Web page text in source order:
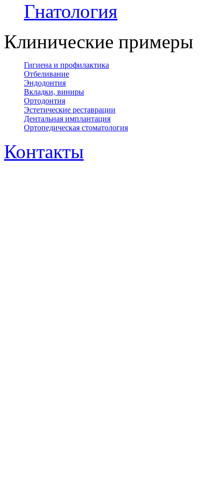
Гнатология
Клинические примеры
Гигиена и профилактика
Отбеливание
Эндодонтия
Вкладки, виниры
Ортодонтия
Эстетические реставрации
Дентальная имплантация
Ортопедическая cтоматология
Контакты